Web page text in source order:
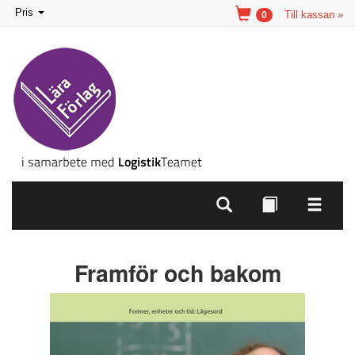
Toggle
navigation
Pris Till kassan »
0
Framför och bakom